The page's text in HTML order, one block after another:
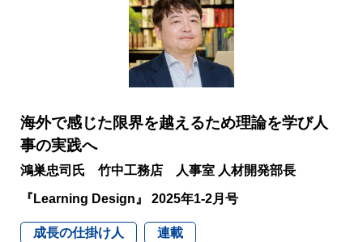
海外で感じた限界を越えるため理論を学び人
事の実践へ
鴻巣忠司氏 竹中工務店 人事室 人材開発部長
『Learning Design』 2025年1-2月号
成長の仕掛け人 連載